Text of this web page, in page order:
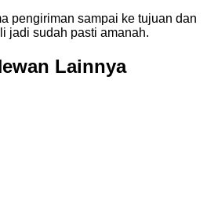
pengiriman sampai ke tujuan dan
jadi sudah pasti amanah.
Lainnya